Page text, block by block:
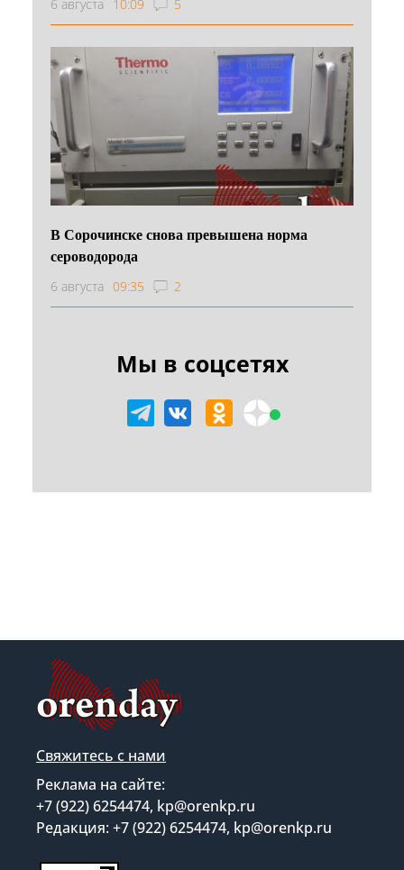
6 августа 10:09 5
В Сорочинске снова превышена норма
сероводорода
6 августа 09:35 2
Мы в соцсетях
Свяжитесь с нами
Реклама на сайте:
+7 (922) 6254474, kp@orenkp.ru
Редакция: +7 (922) 6254474, kp@orenkp.ru